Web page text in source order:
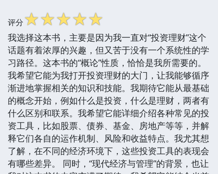
评分☆☆☆☆☆
我选择这本书，主要是因为我一直对“投资理财”这个
话题有着浓厚的兴趣，但又苦于没有一个系统性的学
习路径。这本书的“概论”性质，恰恰是我所需要的。
我希望它能为我打开投资理财的大门，让我能够循序
渐进地掌握相关的知识和技能。我期待它能从最基础
的概念开始，例如什么是投资，什么是理财，两者有
什么区别和联系。我希望它能详细介绍各种常见的投
资工具，比如股票、债券、基金、房地产等等，并解
释它们各自的运作机制、风险和收益特点。我尤其想
了解，在不同的经济环境下，这些投资工具的表现会
有哪些差异。 同时，“现代经济与管理”的背景，也让